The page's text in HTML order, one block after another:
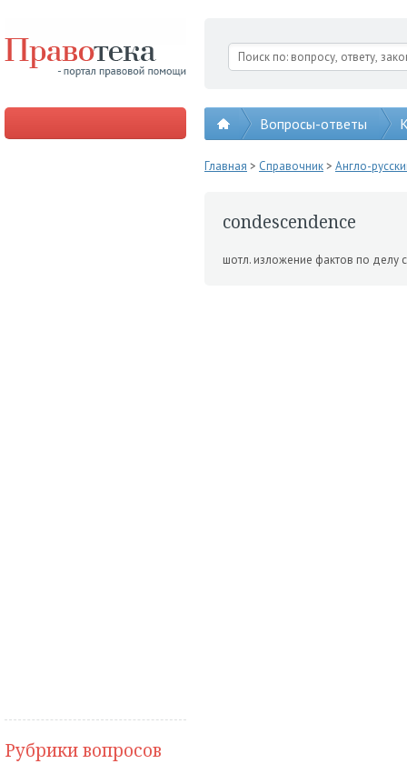
Вопросы-ответы
Рубрики вопросов
Главная > Справочник> Англо-
condescendence
шотл. изложение фак­тов по делу